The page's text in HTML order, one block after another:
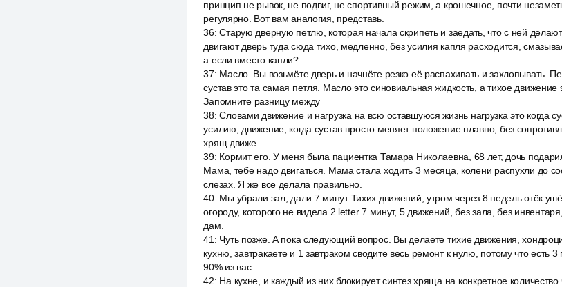
принцип не рывок, не подвиг, не спортивный режим, а крошечное, почти
регулярно. Вот вам аналогия, представь.
36:Старую дверную петлю, которая начала скрипеть и заедать, что с ней
двигают дверь туда сюда тихо, медленно, без усилия капля расходится,
а если вместо капли?
37: Масло. Вы возьмёте дверь и начнёте резко её распахивать и захлопывать.
сустав это та самая петля. Масло это синовиальная жидкость, а тихое движение
Запомните разницу между
38:Словами движение и нагрузка на всю оставшуюся жизнь нагрузка это когда
усилию, движение, когда сустав просто меняет положение плавно, без
хрящ движе.
39: Кормит его. У меня была пациентка Тамара Николаевна, 68 лет, дочь
Мама, тебе надо двигаться. Мама стала ходить 3 месяца, колени распухли до
слезах. Я же все делала правильно.
40: Мы убрали зал, дали 7 минут Тихих движений, утром через 8 недель отёк
огороду, которого не видела 2 letter 7 минут, 5 движений, без зала, без
дам.
41 : Чуть позже. А пока следующий вопрос. Вы делаете тихие движения,
кухню, завтракаете и 1 завтраком сводите весь ремонт к нулю, потому что есть
90% из вас.
42: На кухне, и каждый из них блокирует синтез хряща на конкретное